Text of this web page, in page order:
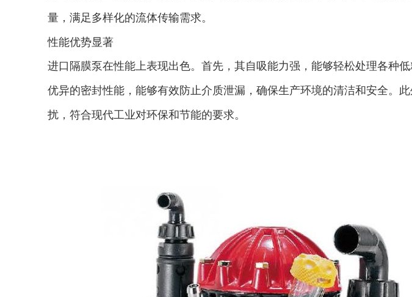
量，满足多样化的流体传输需求。
性能优势显著
进口隔膜泵在性能上表现出色。首先，其自吸能力强，能够轻松处理各种
优异的密封性能，能够有效防止介质泄漏，确保生产环境的清洁和安全。
扰，符合现代工业对环保和节能的要求。